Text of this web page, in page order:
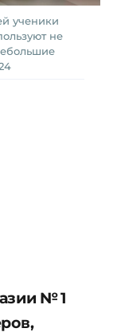
ученики
не
№ 1